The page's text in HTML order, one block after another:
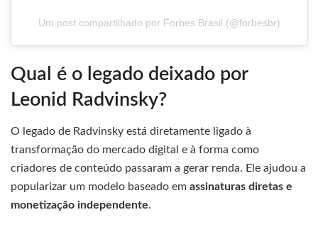
Um post compartilhado por Forbes Brasil (@forbesbr)
Qual é o legado deixado por
Leonid Radvinsky?
O legado de Radvinsky está diretamente ligado à
transformação do mercado digital e à forma como
criadores de conteúdo passaram a gerar renda. Ele ajudou a
popularizar um modelo baseado em assinaturas diretas e
monetização independente.